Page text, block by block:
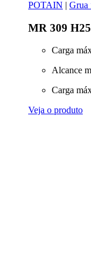
POTAIN | Grua
MR 309 H25
Carga
Alcance
Carga
Veja o produto